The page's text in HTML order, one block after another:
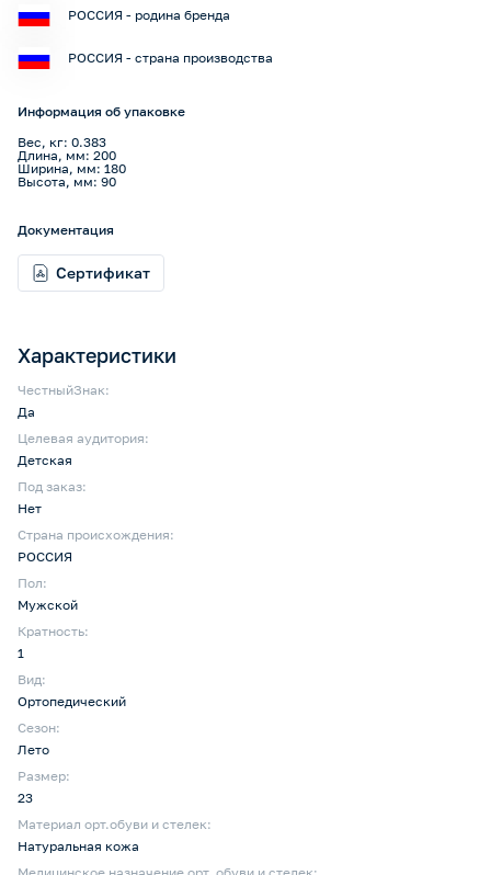
Характеристики
ЧестныйЗнак:
Да
Целевая аудитория:
Детская
Под заказ:
Нет
Страна происхождения:
РОССИЯ
Пол:
Мужской
Кратность:
1
Вид:
Ортопедический
Сезон:
Лето
Размер:
23
Материал орт.обуви и стелек:
Натуральная кожа
РОССИЯ - родина бренда
РОССИЯ - страна производства
Информация об упаковке
Вес, кг: 0.383
Длина, мм: 200
Ширина, мм: 180
Высота, мм: 90
Документация
Сертификат